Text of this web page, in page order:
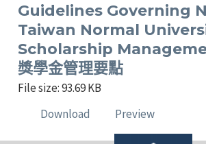
Guidelines Governing
Taiwan Normal
Scholarship
獎學金管理要點
File size: 93.69 KB
Download
Preview